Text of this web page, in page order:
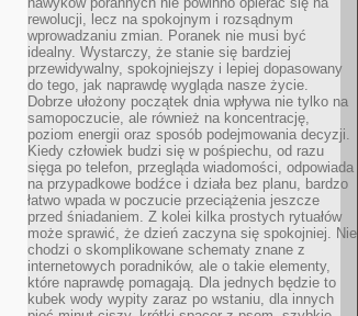
rewolucji, lecz na spokojnym i rozsądnym
wprowadzaniu zmian. Poranek nie musi być
idealny. Wystarczy, że stanie się bardziej
przewidywalny, spokojniejszy i lepiej dopasowany
do tego, jak naprawdę wygląda nasze życie.
Dobrze ułożony początek dnia wpływa nie tylko na
samopoczucie, ale również na koncentrację,
poziom energii oraz sposób podejmowania decyzji.
Kiedy człowiek budzi się w pośpiechu, od razu
sięga po telefon, przegląda wiadomości, odpowiada
na przypadkowe bodźce i działa bez planu, bardzo
łatwo wpada w poczucie przeciążenia jeszcze
przed śniadaniem. Z kolei kilka prostych rytuałów
może sprawić, że dzień zaczyna się spokojniej. Nie
chodzi o skomplikowane schematy znane z
internetowych poradników, ale o takie elementy,
które naprawdę pomagają. Dla jednych będzie to
kubek wody wypity zaraz po wstaniu, dla innych